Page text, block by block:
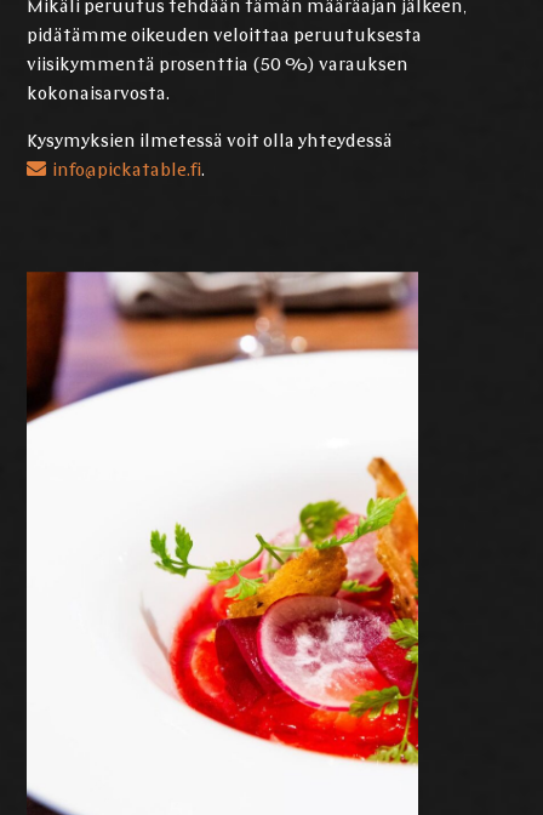
pidätämme oikeuden veloittaa peruutuksesta
viisikymmentä prosenttia (50 %) varauksen
kokonaisarvosta.
Kysymyksien ilmetessä voit olla yhteydessä
info@pickatable.fi